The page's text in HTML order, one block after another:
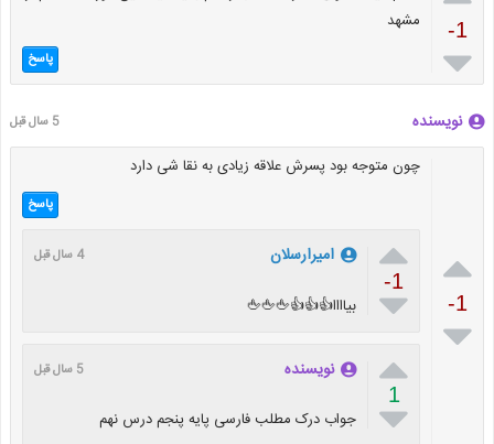
-1

مشهد
پاسخ
نویسنده 5 سال قبل

-1

چون متوجه بود پسرش علاقه زیادی به نقا شی دارد
پاسخ

-1

امیرارسلان 4 سال قبل
بیاااا👍👍👍🖕🖕🖕

1

نویسنده 5 سال قبل
جواب درک مطلب فارسی پایه پنجم درس نهم